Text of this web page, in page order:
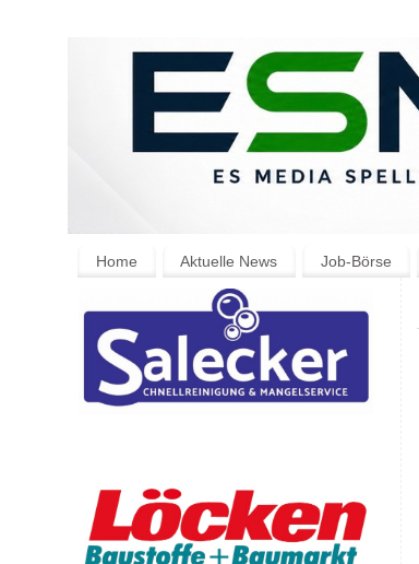
Home Aktuelle News Job-Börse